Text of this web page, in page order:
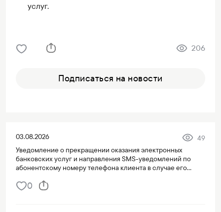
услуг.
206
Подписаться на новости
03.08.2026
49
Уведомление о прекращении оказания электронных
банковских услуг и направления SMS-уведомлений по
абонентскому номеру телефона клиента в случае его
0